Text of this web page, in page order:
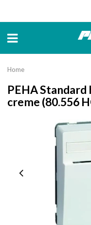
Home
PEHA
creme (80.556